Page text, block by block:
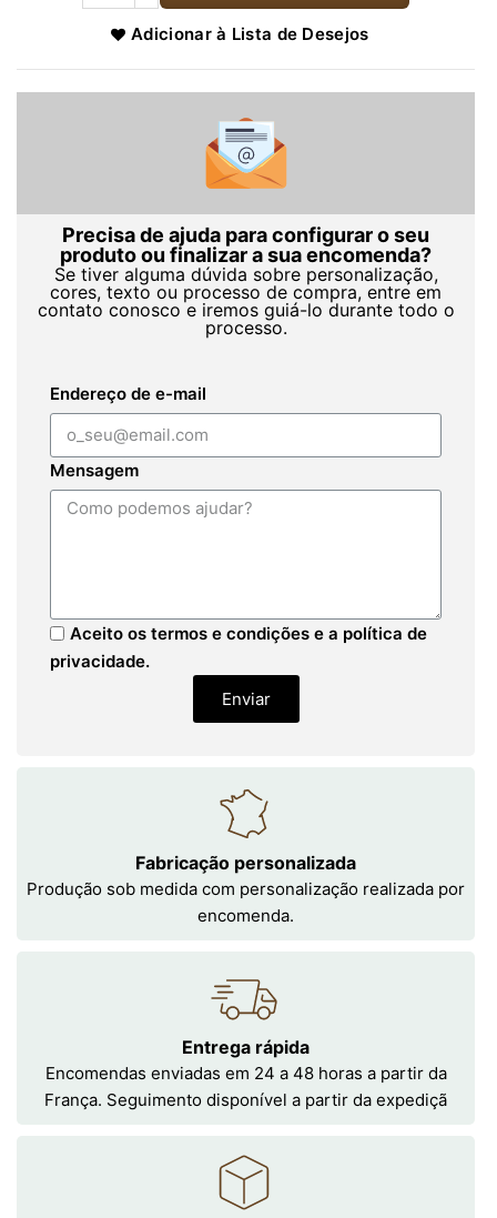
Adicionar à Lista de Desejos
Precisa de ajuda para configurar o seu
produto ou finalizar a sua encomenda?
Se tiver alguma dúvida sobre personalização,
cores, texto ou processo de compra, entre em
contato conosco e iremos guiá-lo durante todo o
processo.
Endereço de e-mail
Mensagem
Aceito os termos e condições e a política de
privacidade.
Enviar
Fabricação personalizada
Produção sob medida com personalização realizada por
encomenda.
Entrega rápida
Encomendas enviadas em 24 a 48 horas a partir da
França. Seguimento disponível a partir da expediçã